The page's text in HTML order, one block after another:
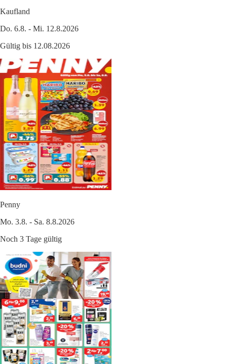
Kaufland
Do. 6.8. - Mi. 12.8.2026
Gültig bis 12.08.2026
Penny
Mo. 3.8. - Sa. 8.8.2026
Noch 3 Tage gültig